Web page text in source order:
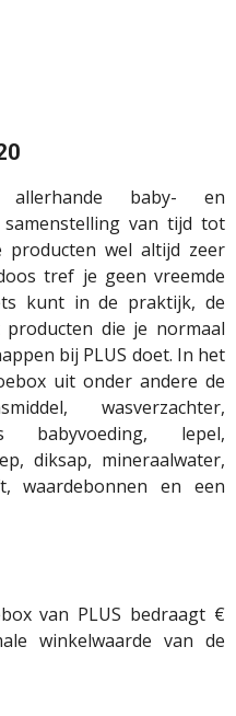
allerhande baby- en
samenstelling van tijd tot
wel altijd zeer
tref je geen vreemde
kunt in de praktijk, de
die je normaal
bij PLUS doet. In het
uit onder andere de
wasverzachter,
babyvoeding, lepel,
diksap, mineraalwater,
waardebonnen en een
van PLUS bedraagt €
winkelwaarde van de